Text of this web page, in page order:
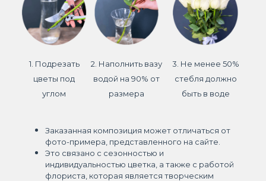
1. Подрезать
цветы под
углом
2. Наполнить вазу
водой на 90% от
размера
3. Не менее 50%
стебля должно
быть в воде
Заказанная композиция может отличаться от
фото-примера, представленного на сайте.
Это связано с сезонностью и
индивидуальностью цветка, а также с работой
флориста, которая является творческим